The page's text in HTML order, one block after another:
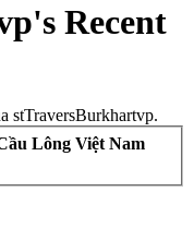
Recent
stTraversBurkhartvp.
Lông Việt Nam